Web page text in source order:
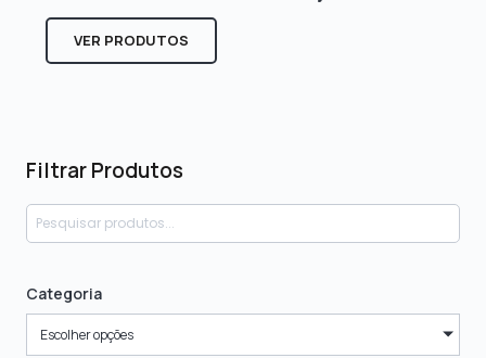
Filtrar Produtos
Categoria
Escolher opções
VER PRODUTOS